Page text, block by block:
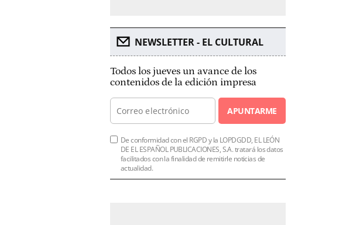
NEWSLETTER - EL CULTURAL
Todos los jueves un avance de los
contenidos de la edición impresa
APUNTARME
De conformidad con el RGPD y la LOPDGDD, EL LEÓN
DE EL ESPAÑOL PUBLICACIONES, S.A. tratará los datos
facilitados con la finalidad de remitirle noticias de
actualidad.